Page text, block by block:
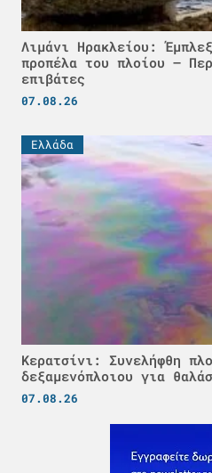
Λιμάνι Ηρακλείου:
προπέλα του πλοίου –
επιβάτες
07.08.26
Ελλάδα
Κερατσίνι: Συνελήφθη
δεξαμενόπλοιου για
07.08.26